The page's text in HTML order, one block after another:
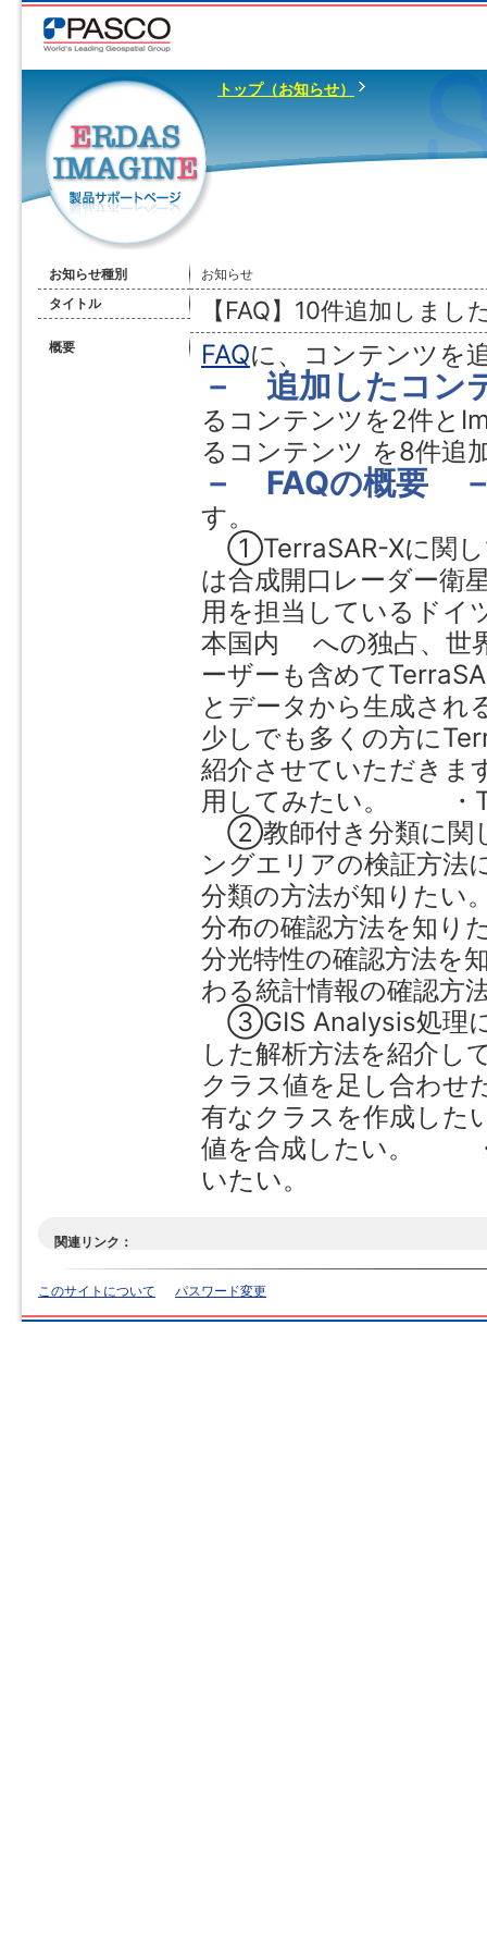
トップ（お知らせ）
お知らせ種別
お知らせ
タイトル
【FAQ】10件追加しま
概要 FAQに、コンテンツを
－ 追加したコン
るコンテンツを2件と
るコンテンツ を8件追
－ FAQの概要
す。
①TerraSAR-Xに関
は合成開口レーダー
用を担当しているドイ
本国内 への独占、世
ーザーも含めて
とデータから生成さ
少しでも多くの方に
紹介させていただき
用してみたい。 ・
②教師付き分類に関
ングエリアの検証方
分類の方法が知りた
分布の確認方法を知
分光特性の確認方法
わる統計情報の確認方
③GIS Analysis処理
した解析方法を紹介
クラス値を足し合わ
有なクラスを作成し
値を合成したい。 ・
いたい。
関連リンク：
このサイトについて パスワード変更